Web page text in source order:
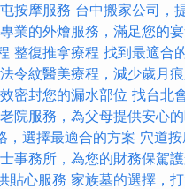
按摩服務 台中搬家公司，
業的外燴服務，滿足您的
整復推拿療程 找到最適合
法令紋醫美療程，減少歲月
密封您的漏水部位 找台北
院服務，為父母提供安心
選擇最適合的方案 穴道
事務所，為您的財務保駕
貼心服務 家族墓的選擇，